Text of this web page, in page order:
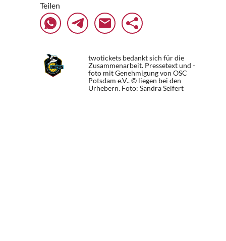
Teilen
twotickets bedankt sich für die
Zusammenarbeit. Pressetext und -
foto mit Genehmigung von OSC
Potsdam e.V.. © liegen bei den
Urhebern. Foto: Sandra Seifert